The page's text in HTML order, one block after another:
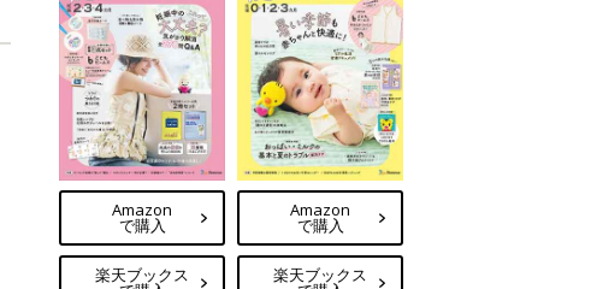
Amazon
で購入
楽天ブックス
Amazon
で購入
楽天ブックス